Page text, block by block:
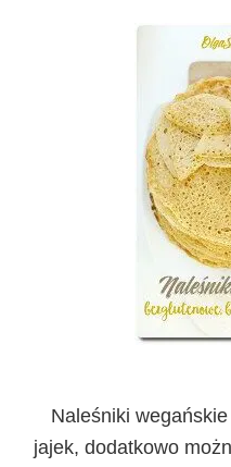
Naleśniki
jajek, dodatkowo